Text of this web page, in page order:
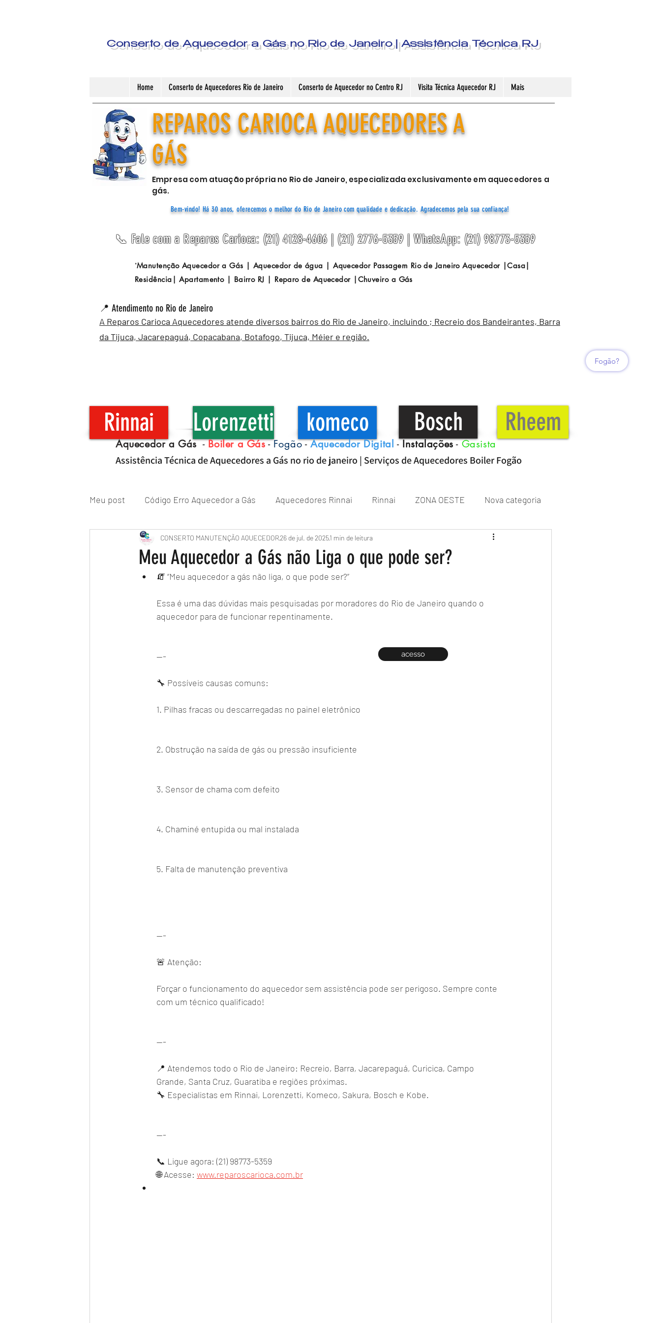
Conserto de Aquecedor a Gás no Rio de Janeiro | Assistência Técnica RJ
Home Conserto de Aquecedores Rio de Janeiro Conserto de Aquecedor no Centro RJ Visita Técnica Aquecedor RJ Mais
REPAROS CARIOCA AQUECEDORES A
GÁS
Empresa com atuação própria no Rio de Janeiro, especializada exclusivamente em aquecedores a
gás.
Bem-vindo! Há 30 anos, oferecemos o melhor do Rio de Janeiro com qualidade e dedicação. Agradecemos pela sua confiança!
📞 Fale com a Reparos Carioca: (21) 4128-4606 | (21) 2776-5359 | WhatsApp: (21) 98773-5359
"Manutenção Aquecedor a Gás | Aquecedor de água | Aquecedor Passagem Rio de Janeiro Aquecedor |Casa|
Residência| Apartamento | Bairro RJ | Reparo de Aquecedor |Chuveiro a Gás
📍 Atendimento no Rio de Janeiro
A Reparos Carioca Aquecedores atende diversos bairros do Rio de Janeiro, incluindo ; Recreio dos Bandeirantes, Barra
da Tijuca, Jacarepaguá, Copacabana, Botafogo, Tijuca, Méier e região.
Fogão?
Rinnai Lorenzetti komeco Bosch Rheem
Aquecedor a Gás-Boiler a Gás-Fogão-Aquecedor Digital -Instalações-Gasista
Assistência Técnica de Aquecedores a Gás no rio de janeiro | Serviços de Aquecedores Boiler Fogão
Meu post Código Erro Aquecedor a Gás Aquecedores Rinnai Rinnai ZONA OESTE Nova categoria
"ZONA NORTE RJ" Conserto|Aquecedor Próximo de Rio de janeiro
Reparo de Aquecedor a Gás Zona sul RJ aquecedor
Meu Aquecedor a Gás não Liga o que pode ser?
CONSERTO MANUTENÇÃO AQUECEDOR26 de jul. de 20251 min de leitura
🧯 “Meu aquecedor a gás não liga, o que pode ser?”
Essa é uma das dúvidas mais pesquisadas por moradores do Rio de Janeiro quando o
aquecedor para de funcionar repentinamente.
---
🔧 Possíveis causas comuns:
1. Pilhas fracas ou descarregadas no painel eletrônico
2. Obstrução na saída de gás ou pressão insuficiente
3. Sensor de chama com defeito
4. Chaminé entupida ou mal instalada
5. Falta de manutenção preventiva
---
🚨 Atenção:
Forçar o funcionamento do aquecedor sem assistência pode ser perigoso. Sempre conte
com um técnico qualificado!
---
📍 Atendemos todo o Rio de Janeiro: Recreio, Barra, Jacarepaguá, Curicica, Campo
Grande, Santa Cruz, Guaratiba e regiões próximas.
🔧 Especialistas em Rinnai, Lorenzetti, Komeco, Sakura, Bosch e Kobe.
---
📞 Ligue agora: (21) 98773-5359
🌐 Acesse: www.reparoscarioca.com.br
acesso